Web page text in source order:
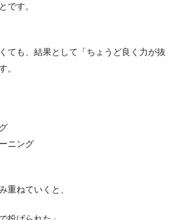
です。
ても、結果として「ちょうど良く力が抜
。
ニング
重ねていくと、